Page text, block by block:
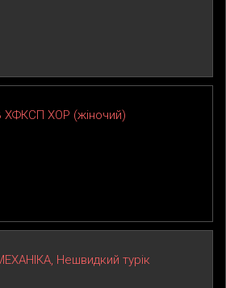
ХФКСП ХОР (жіночий)
Нешвидкий турік